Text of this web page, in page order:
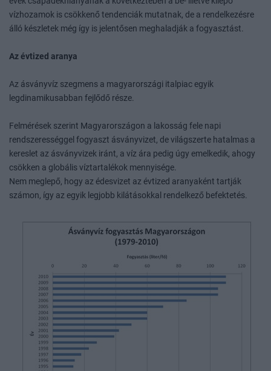
vízhozamok is csökkenő tendenciák mutatnak, de a rendelkezésre
álló készletek még így is jelentősen meghaladják a fogyasztást.
Az évtized aranya
Az ásványvíz szegmens a magyarországi italpiac egyik
legdinamikusabban fejlődő része.
Felmérések szerint Magyarországon a lakosság fele napi
rendszerességgel fogyaszt ásványvizet, de világszerte hatalmas a
kereslet az ásványvizek iránt, a víz ára pedig úgy emelkedik, ahogy
csökken a globális víztartalékok mennyisége.
Nem meglepő, hogy az édesvizet az évtized aranyaként tartják
számon, így az egyik legjobb kilátásokkal rendelkező befektetés.